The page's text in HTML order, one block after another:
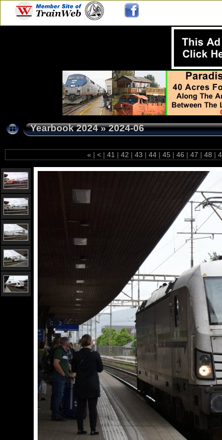
Yearbook 2024»2024-06
« | < | 41 | 42 | 43 | 44 | 45 | 46 | 47 | 48 |